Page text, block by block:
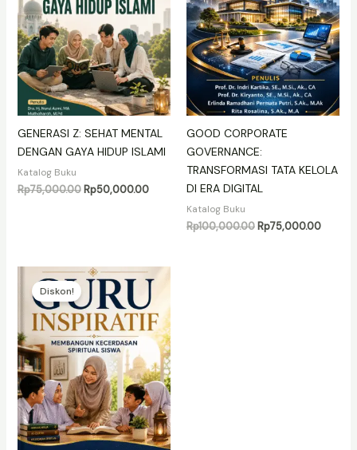
GENERASI Z: SEHAT MENTAL
DENGAN GAYA HIDUP ISLAMI
Katalog Buku
Rp75,000.00 Harga
Rp50,000.00Harga
GOOD CORPORATE
GOVERNANCE:
TRANSFORMASI TATA KELOLA
DI ERA DIGITAL
Katalog Buku
Rp100,000.00 Harga
Rp75,000.00Harga
Diskon!